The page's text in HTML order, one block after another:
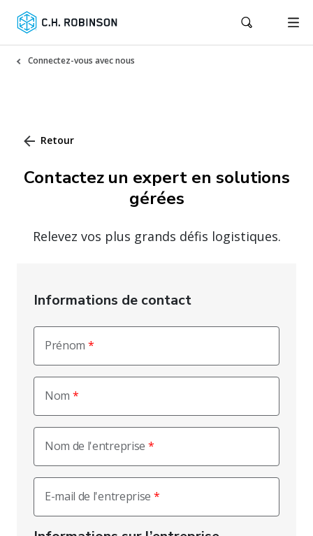
Connectez-vous avec nous
Retour
Contactez un expert en solutions
gérées
Relevez vos plus grands défis logistiques.
Informations de contact
Prénom
Nom
Nom de l'entreprise
E-mail de l'entreprise